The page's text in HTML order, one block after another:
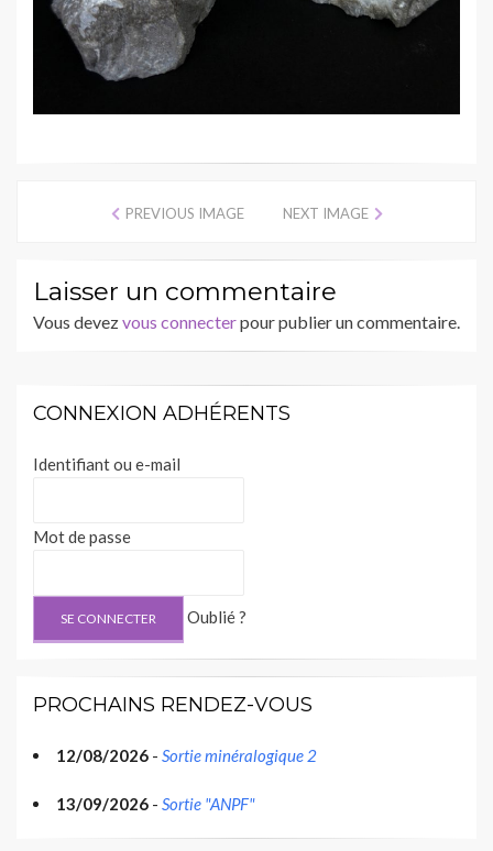
PREVIOUS IMAGE NEXT IMAGE
Laisser un commentaire
Vous devezvous connecterpour publier un commentaire.
CONNEXION ADHÉRENTS
Identifiant ou e-mail
Mot de passe
Oublié ?
PROCHAINS RENDEZ-VOUS
12/08/2026 - Sortie minéralogique 2
13/09/2026 - Sortie "ANPF"